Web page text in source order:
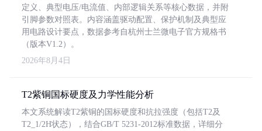
定义、典型电压/电流值、内部逻辑关系等核心数据，并附
引脚参数对照表。内容涵盖驱动配置、保护机制及典型应
用电路设计要点，数据参考自杭州士兰微电子官方规格书
（版本V1.2）。
2026年8月4日
T2紫铜国标硬度及力学性能分析
本文系统解读T2紫铜的国标硬度和抗拉强度（包括T2及
T2_1/2H状态），结合GB/T 5231-2012标准数据，详细分